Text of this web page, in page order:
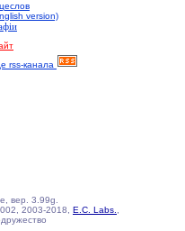
version)
rss-канала
вер. 3.99g.
2003-2018, E.C. Labs.